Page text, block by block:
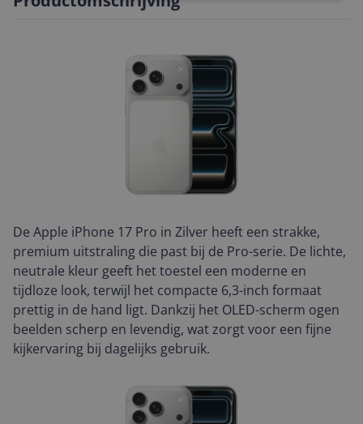
De Apple iPhone 17 Pro in Zilver heeft een strakke,
premium uitstraling die past bij de Pro-serie. De lichte,
neutrale kleur geeft het toestel een moderne en
tijdloze look, terwijl het compacte 6,3-inch formaat
prettig in de hand ligt. Dankzij het OLED-scherm ogen
beelden scherp en levendig, wat zorgt voor een fijne
kijkervaring bij dagelijks gebruik.